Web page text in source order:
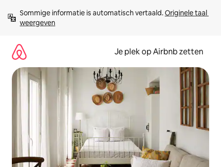
direct
naar
Sommige informatie is automatisch vertaald. Originele taal
weergeven
Je plek op Airbnb zetten